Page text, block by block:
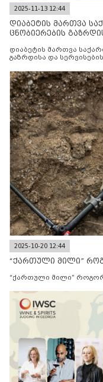
2025-11-13 12:44
დიაბეტის მართვა
ცნობიერების
დიაბეტის მართვა
გაზრდისა და
2025-10-20 12:44
“ქართული მილი”
“ქართული მილი”